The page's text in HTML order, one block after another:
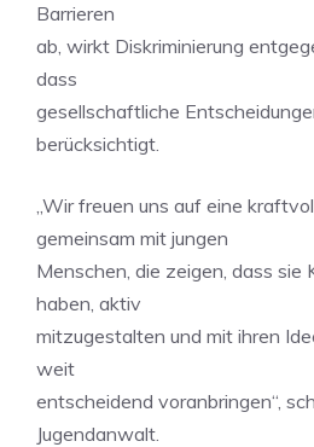
Barrieren
ab, wirkt Diskriminierung
dass
gesellschaftliche
berücksichtigt.
„Wir freuen uns auf eine
gemeinsam mit jungen
Menschen, die zeigen, dass sie
haben, aktiv
mitzugestalten und mit ihren
weit
entscheidend voranbringen“,
Jugendanwalt.